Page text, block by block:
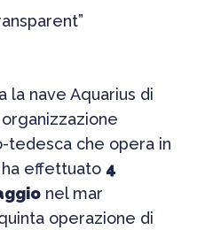
la nave Aquarius di
organizzazione
tedesca che opera in
ha effettuato 4
nel mar
operazione di